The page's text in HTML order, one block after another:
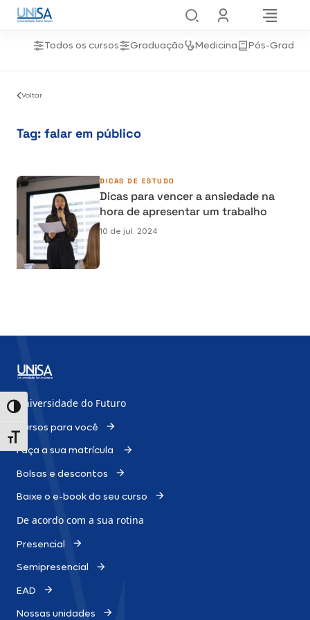
Alternar alto contraste
Alternar tamanho da fonte
Todos os cursos Graduação Medicina Pós-
Voltar
Tag: falar em público
DICAS DE ESTUDO
Dicas para vencer a ansiedade na
hora de apresentar um trabalho
10 de jul. 2024
Universidade do Futuro
Cursos para você
Faça a sua matrícula
Bolsas e descontos
Baixe o e-book do seu curso
De acordo com a sua rotina
Presencial
Semipresencial
EAD
Nossas unidades